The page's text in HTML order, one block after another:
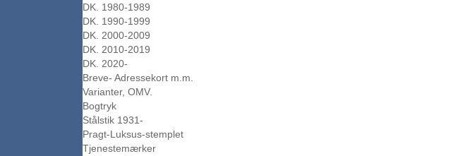
DK. 1980-1989
DK. 1990-1999
DK. 2000-2009
DK. 2010-2019
DK. 2020-
Breve- Adressekort m.m.
Varianter, OMV.
Bogtryk
Stålstik 1931-
Pragt-Luksus-stemplet
Tjenestemærker